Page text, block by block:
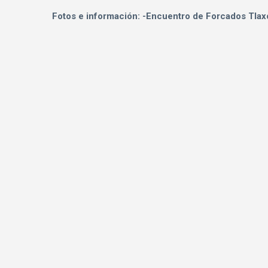
Fotos e información: -Encuentro de Forcados